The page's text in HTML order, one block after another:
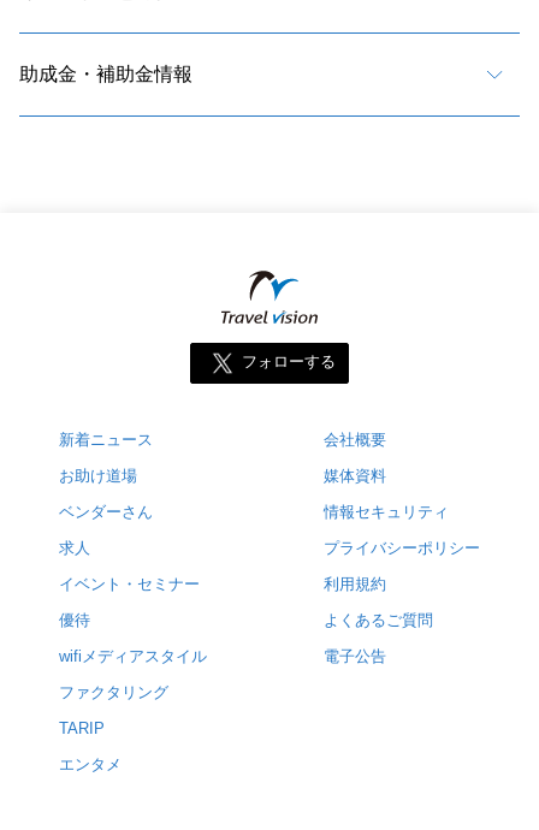
助成金・補助金情報
フォローする
新着ニュース
お助け道場
ベンダーさん
求人
イベント・セミナー
優待
wifiメディアスタイル
ファクタリング
TARIP
エンタメ
会社概要
媒体資料
情報セキュリティ
プライバシーポリシー
利用規約
よくあるご質問
電子公告